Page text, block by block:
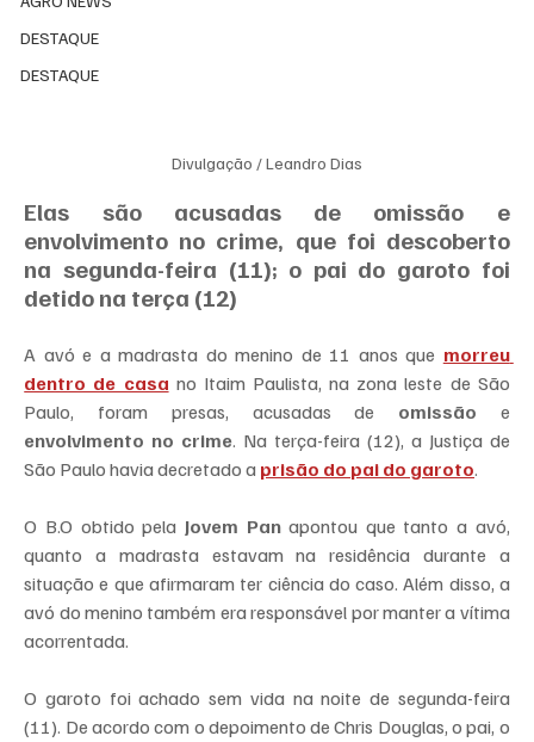
DESTAQUE
DESTAQUE
Divulgação / Leandro Dias
Elas são acusadas de omissão e
envolvimento no crime, que foi descoberto
na segunda-feira (11); o pai do garoto foi
detido na terça (12)
A avó e a madrasta do menino de 11 anos que morreu
dentro de casa no Itaim Paulista, na zona leste de São
Paulo, foram presas, acusadas de omissão
envolvimento no crime. Na terça-feira (12), a Justiça de
São Paulo havia decretado a prisão do pai do garoto.
O B.O obtido pela Jovem Pan apontou que tanto a avó,
quanto a madrasta estavam na residência durante a
situação e que afirmaram ter ciência do caso. Além disso, a
avó do menino também era responsável por manter a vítima
acorrentada.
O garoto foi achado sem vida na noite de segunda-feira
(11). De acordo com o depoimento de Chris Douglas, o pai, o